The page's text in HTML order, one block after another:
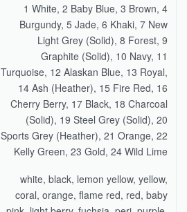
1 White, 2 Baby Blue, 3 Brown, 4
Burgundy, 5 Jade, 6 Khaki, 7 New
Light Grey (Solid), 8 Forest, 9
Graphite (Solid), 10 Navy, 11
Turquoise, 12 Alaskan Blue, 13 Royal,
14 Ash (Heather), 15 Fire Red, 16
Cherry Berry, 17 Black, 18 Charcoal
(Solid), 19 Steel Grey (Solid), 20
Sports Grey (Heather), 21 Orange, 22
Kelly Green, 23 Gold, 24 Wild Lime
white, black, lemon yellow, yellow,
coral, orange, flame red, red, baby